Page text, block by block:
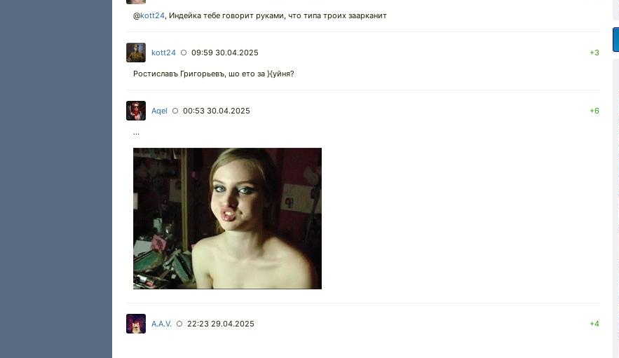
@kott24, Индейка тебе говорит руками, что типа троих заарканит
kott24 ○ 09:59 30.04.2025 +3
Ростиславъ Григорьевъ, шо ето за }{уйня?
Aqel ○ 00:53 30.04.2025 +6
...
A.A.V. ○ 22:23 29.04.2025 +4